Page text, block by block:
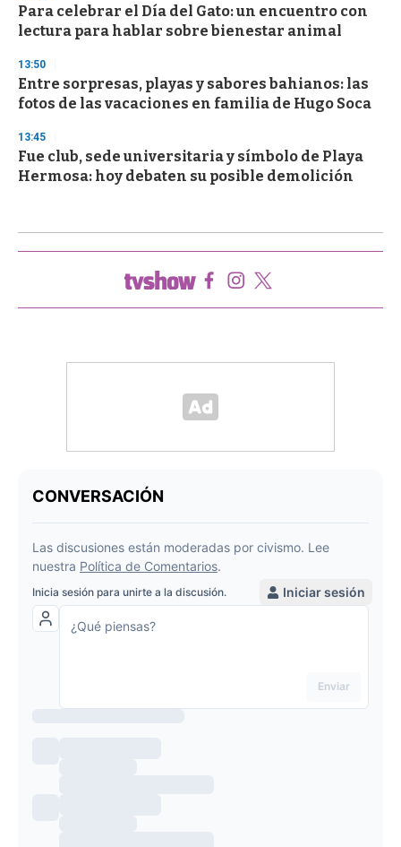
Para celebrar el Día del Gato: un encuentro con
lectura para hablar sobre bienestar animal
13:50
Entre sorpresas, playas y sabores bahianos: las
fotos de las vacaciones en familia de Hugo Soca
13:45
Fue club, sede universitaria y símbolo de Playa
Hermosa: hoy debaten su posible demolición